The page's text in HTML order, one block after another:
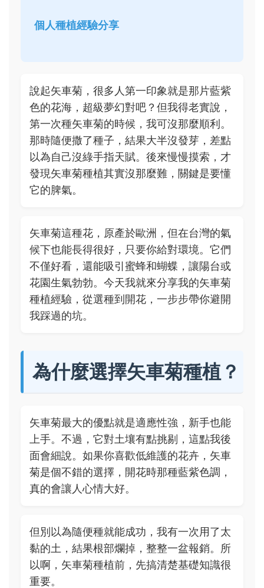
個人種植經驗分享
說起矢車菊，很多人第一印象就是那片藍紫
色的花海，超級夢幻對吧？但我得老實說，
第一次種矢車菊的時候，我可沒那麼順利。
那時隨便撒了種子，結果大半沒發芽，差點
以為自己沒綠手指天賦。後來慢慢摸索，才
發現矢車菊種植其實沒那麼難，關鍵是要懂
它的脾氣。
矢車菊這種花，原產於歐洲，但在台灣的氣
候下也能長得很好，只要你給對環境。它們
不僅好看，還能吸引蜜蜂和蝴蝶，讓陽台或
花園生氣勃勃。今天我就來分享我的矢車菊
種植經驗，從選種到開花，一步步帶你避開
我踩過的坑。
為什麼選擇矢車菊種植？
矢車菊最大的優點就是適應性強，新手也能
上手。不過，它對土壤有點挑剔，這點我後
面會細說。如果你喜歡低維護的花卉，矢車
菊是個不錯的選擇，開花時那種藍紫色調，
真的會讓人心情大好。
但別以為隨便種就能成功，我有一次用了太
黏的土，結果根部爛掉，整整一盆報銷。所
以啊，矢車菊種植前，先搞清楚基礎知識很
重要。